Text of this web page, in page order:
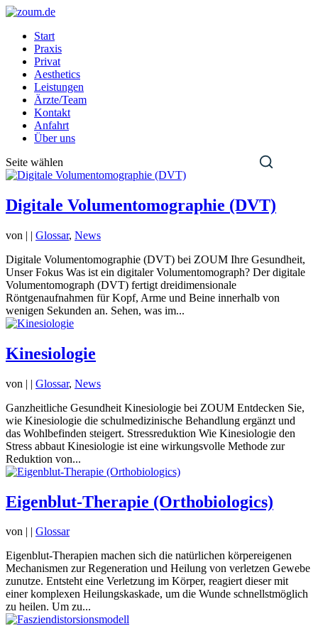
Start
Praxis
Privat
Aesthetics
Leistungen
Ärzte/Team
Kontakt
Anfahrt
Über uns
Seite wählen
Digitale Volumentomographie (DVT)
von | | Glossar, News
Digitale Volumentomographie (DVT) bei ZOUM Ihre Gesundheit,
Unser Fokus Was ist ein digitaler Volumentomograph? Der digitale
Volumentomograph (DVT) fertigt dreidimensionale
Röntgenaufnahmen für Kopf, Arme und Beine innerhalb von
wenigen Sekunden an. Sehen, was im...
Kinesiologie
von | | Glossar, News
Ganzheitliche Gesundheit Kinesiologie bei ZOUM Entdecken Sie,
wie Kinesiologie die schulmedizinische Behandlung ergänzt und
das Wohlbefinden steigert. Stressreduktion Wie Kinesiologie den
Stress abbaut Kinesiologie ist eine wirkungsvolle Methode zur
Reduktion von...
Eigenblut-Therapie (Orthobiologics)
von | | Glossar
Eigenblut-Therapien machen sich die natürlichen körpereigenen
Mechanismen zur Regeneration und Heilung von verletzen Gewebe
zunutze. Entsteht eine Verletzung im Körper, reagiert dieser mit
einer komplexen Heilungskaskade, um die Wunde schnellstmöglich
zu heilen. Um zu...